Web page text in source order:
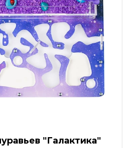
"Галактика"